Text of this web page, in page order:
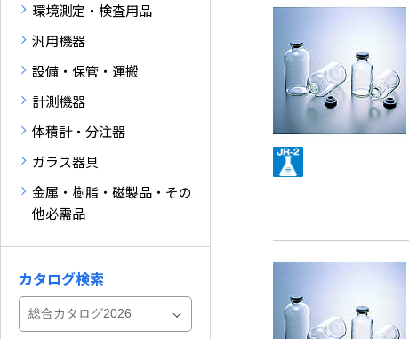
環境測定・検査用品
汎用機器
設備・保管・運搬
計測機器
体積計・分注器
ガラス器具
金属・樹脂・磁製品・その
他必需品
カタログ検索